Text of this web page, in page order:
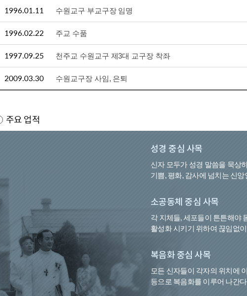
1996.01.11 수원교구 부교구장 임명
1996.02.22 주교 수품
1997.09.25 천주교 수원교구 제3대 교구장 착좌
2009.03.30 수원교구장 사임, 은퇴
주요 업적
성경 중심 사목
신자 모두가 성경 말씀을 묵상
기쁨, 평화, 감사에 넘치는 신
소공동체 중심 사목
각 지체들, 세포들이 튼튼해야
활성화 시키기 위하여 끊임없
복음화 중심 사목
모든 신자들이 각자의 위치에
등으로 복음화를 이루어 나간